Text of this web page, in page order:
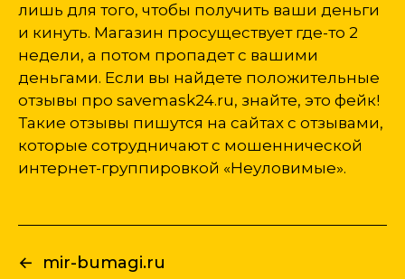
лишь для того, чтобы получить ваши деньги
и кинуть. Магазин просуществует где-то 2
недели, а потом пропадет с вашими
деньгами. Если вы найдете положительные
отзывы про savemask24.ru, знайте, это фейк!
Такие отзывы пишутся на сайтах с отзывами,
которые сотрудничают с мошеннической
интернет-группировкой «Неуловимые».
←
mir-bumagi.ru